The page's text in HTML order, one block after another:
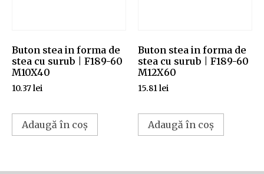
Buton stea in forma de
stea cu surub | F189-60
M10X40
10.37lei
Adaugă în coș
Buton stea in forma de
stea cu surub | F189-60
M12X60
15.81lei
Adaugă în coș